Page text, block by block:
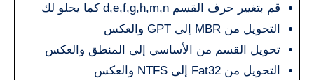
قم بتغيير حرف القسم d,e,f,g,h,m,n كما يحلو لك
التحويل من MBR إلى GPT والعكس
تحويل القسم من الأساسي إلى المنطق والعكس
التحويل من Fat32 إلى NTFS والعكس